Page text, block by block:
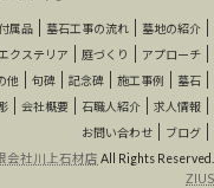
属品 墓石工事の流れ
墓地の紹介
クステリア 庭づくり
アプローチ
他 句碑 記念碑 施工事例
墓石
会社概要 石職人紹介
求人情報
お問い合わせ
ブログ
会社川上石材店 All Rights Reserved.
ZIUS